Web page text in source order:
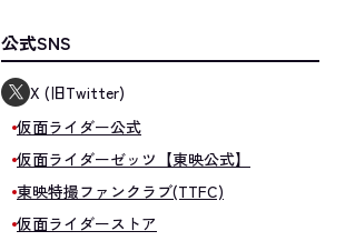
公式SNS
X (旧Twitter)
仮面ライダー公式
仮面ライダーゼッツ【東映公式】
東映特撮ファンクラブ(TTFC)
仮面ライダーストア